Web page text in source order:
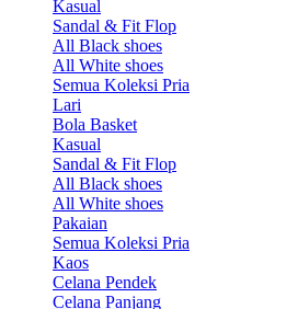
Kasual
Sandal & Fit Flop
All Black shoes
All White shoes
Semua Koleksi Pria
Lari
Bola Basket
Kasual
Sandal & Fit Flop
All Black shoes
All White shoes
Pakaian
Semua Koleksi Pria
Kaos
Celana Pendek
Celana Panjang